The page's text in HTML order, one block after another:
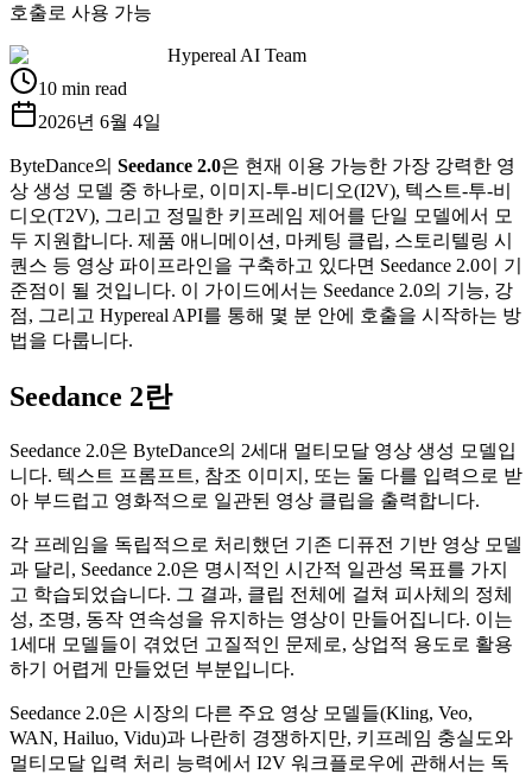
호출로 사용 가능
Hypereal AI Team
10 min read
2026년 6월 4일
ByteDance의 Seedance 2.0은 현재 이용 가능한 가장 강력한 영
상 생성 모델 중 하나로, 이미지-투-비디오(I2V), 텍스트-투-비
디오(T2V), 그리고 정밀한 키프레임 제어를 단일 모델에서 모
두 지원합니다. 제품 애니메이션, 마케팅 클립, 스토리텔링 시
퀀스 등 영상 파이프라인을 구축하고 있다면 Seedance 2.0이 기
준점이 될 것입니다. 이 가이드에서는 Seedance 2.0의 기능, 강
점, 그리고 Hypereal API를 통해 몇 분 안에 호출을 시작하는 방
법을 다룹니다.
Seedance 2란
Seedance 2.0은 ByteDance의 2세대 멀티모달 영상 생성 모델입
니다. 텍스트 프롬프트, 참조 이미지, 또는 둘 다를 입력으로 받
아 부드럽고 영화적으로 일관된 영상 클립을 출력합니다.
각 프레임을 독립적으로 처리했던 기존 디퓨전 기반 영상 모델
과 달리, Seedance 2.0은 명시적인 시간적 일관성 목표를 가지
고 학습되었습니다. 그 결과, 클립 전체에 걸쳐 피사체의 정체
성, 조명, 동작 연속성을 유지하는 영상이 만들어집니다. 이는
1세대 모델들이 겪었던 고질적인 문제로, 상업적 용도로 활용
하기 어렵게 만들었던 부분입니다.
Seedance 2.0은 시장의 다른 주요 영상 모델들(Kling, Veo,
WAN, Hailuo, Vidu)과 나란히 경쟁하지만, 키프레임 충실도와
멀티모달 입력 처리 능력에서 I2V 워크플로우에 관해서는 독